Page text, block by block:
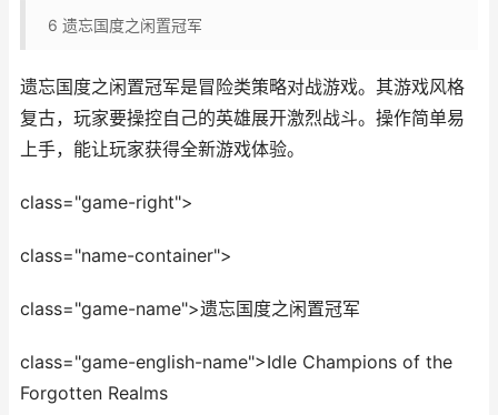
6 遗忘国度之闲置冠军
遗忘国度之闲置冠军是冒险类策略对战游戏。其游戏风格
复古，玩家要操控自己的英雄展开激烈战斗。操作简单易
上手，能让玩家获得全新游戏体验。
class="game-right">
class="name-container">
class="game-name">遗忘国度之闲置冠军
class="game-english-name">Idle Champions of the
Forgotten Realms